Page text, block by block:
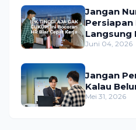
Jangan
Persiapan
Langsung
Juni 04, 2026
Jangan
Kalau
Mei 31, 2026